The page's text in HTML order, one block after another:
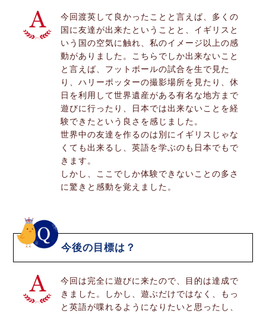
今回渡英して良かったことと言えば、多くの
国に友達が出来たということと、イギリスと
いう国の空気に触れ、私のイメージ以上の感
動がありました。こちらでしか出来ないこと
と言えば、フットボールの試合を生で見た
り、ハリーポッターの撮影場所を見たり、休
日を利用して世界遺産がある有名な地方まで
遊びに行ったり、日本では出来ないことを経
験できたという良さを感じました。
世界中の友達を作るのは別にイギリスじゃな
くても出来るし、英語を学ぶのも日本でもで
きます。
しかし、ここでしか体験できないことの多さ
に驚きと感動を覚えました。
今後の目標は？
今回は完全に遊びに来たので、目的は達成で
きました。しかし、遊ぶだけではなく、もっ
と英語が喋れるようになりたいと思ったし、